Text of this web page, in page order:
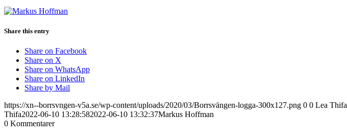
Share this entry
Share on Facebook
Share on X
Share on WhatsApp
Share on LinkedIn
Share by Mail
https://xn--borrsvngen-v5a.se/wp-content/uploads/2020/03/Borrsvängen-logga-300x127.png 0 0 Lea Thifa
Thifa2022-06-10 13:28:582022-06-10 13:32:37Markus Hoffman
0 Kommentarer